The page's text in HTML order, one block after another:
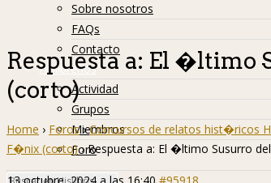
Sobre nosotros
FAQs
Contacto
Hislibreños
Actividad
Grupos
Miembros
Foro
Respuesta a: El �ltimo
(corto)
Home › Foros › Concursos de relatos hist�ricos
F�nix (corto) › Respuesta a: El �ltimo Susurro
13 octubre, 2024 a las 16:40 #95918